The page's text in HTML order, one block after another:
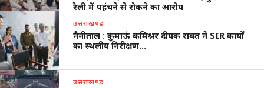
रैली में पहुंचने से रोकने का आरोप
उत्तराखण्ड
नैनीताल : कुमाऊं कमिश्नर दीपक रावत ने SIR कार्यों
का स्थलीय निरीक्षण…
उत्तराखण्ड